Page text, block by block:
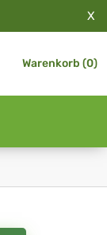
X
Warenkorb (0)